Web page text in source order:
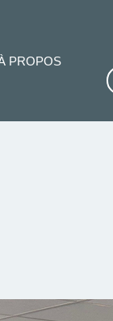
PROPOS